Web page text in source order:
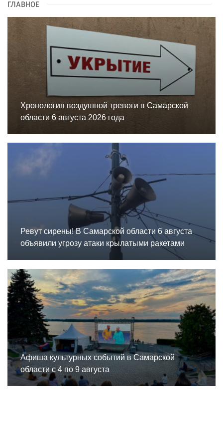
ГЛАВНОЕ
Хронология воздушной тревоги в Самарской
области 6 августа 2026 года
Ревут сирены! В Самарской области 6 августа
объявили угрозу атаки крылатыми ракетами
Афиша культурных событий в Самарской
области с 4 по 9 августа